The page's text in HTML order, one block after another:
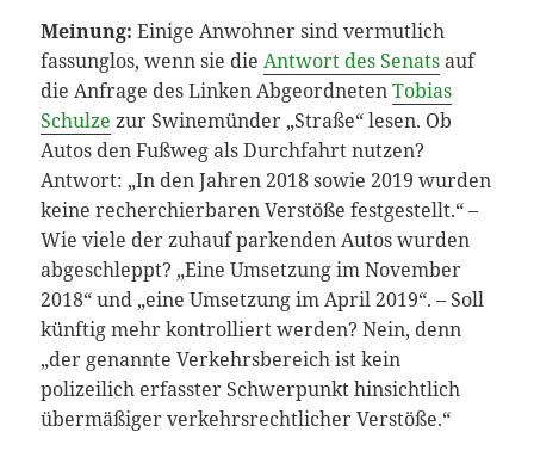
Meinung:Einige Anwohner sind vermutlich
fassunglos, wenn sie dieAntwort des Senatsauf
die Anfrage des Linken AbgeordnetenTobias
Schulze zur Swinemünder „Straße“ lesen. Ob
Autos den Fußweg als Durchfahrt nutzen?
Antwort: „In den Jahren 2018 sowie 2019 wurden
keine recherchierbaren Verstöße festgestellt.“ –
Wie viele der zuhauf parkenden Autos wurden
abgeschleppt? „Eine Umsetzung im November
2018“ und „eine Umsetzung im April 2019“. – Soll
künftig mehr kontrolliert werden? Nein, denn
„der genannte Verkehrsbereich ist kein
polizeilich erfasster Schwerpunkt hinsichtlich
übermäßiger verkehrsrechtlicher Verstöße.“